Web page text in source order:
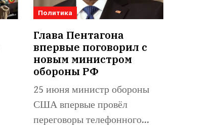
Политика
Глава Пентагона
впервые поговорил с
новым министром
обороны РФ
25 июня министр обороны
США впервые провёл
переговоры телефонного